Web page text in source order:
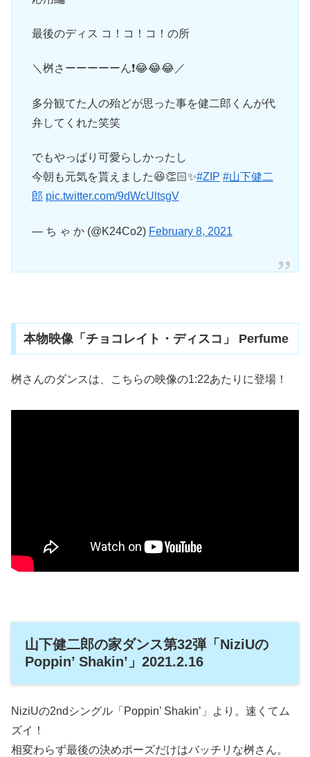
最後のディス コ！コ！コ！の所
＼桝さーーーーーん❗️😂😂😂／
多分観てた人の殆どが思った事を健二郎くんが代
弁してくれた笑笑
でもやっぱり可愛らしかったし
今朝も元気を貰えました😆👏🏻✨#ZIP #山下健二
郎 pic.twitter.com/9dWcUltsgV
— ち ゃ か (@K24Co2) February 8, 2021
本物映像「チョコレイト・ディスコ」 Perfume
桝さんのダンスは、こちらの映像の1:22あたりに登場！
山下健二郎の家ダンス第32弾「NiziUの
Poppin’ Shakin’」2021.2.16
NiziUの2ndシングル「Poppin’ Shakin’」より。速くてム
ズイ！
相変わらず最後の決めポーズだけはバッチリな桝さん。